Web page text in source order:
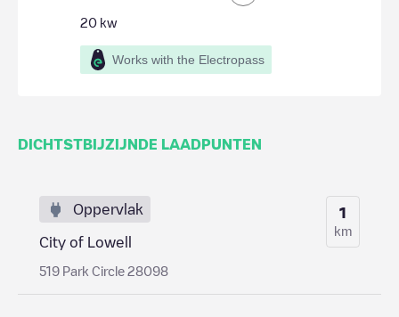
20 kw
Works with the Electropass
DICHTSTBIJZIJNDE LAADPUNTEN
Oppervlak
City of Lowell
519 Park Circle 28098
1
km